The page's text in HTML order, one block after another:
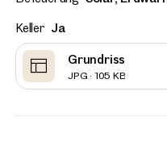
Keller Ja
Grundriss
JPG · 105 KB